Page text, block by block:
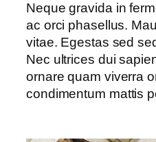
Neque gravida in
ac orci phasellus.
vitae. Egestas sed
Nec ultrices dui
ornare quam viverra
condimentum mattis